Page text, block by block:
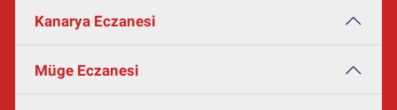
Kanarya Eczanesi
Müge Eczanesi